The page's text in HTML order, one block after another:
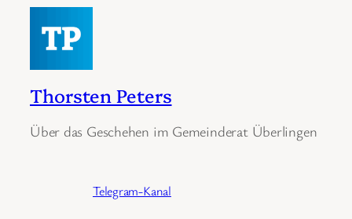
Thorsten Peters
Über das Geschehen im Gemeinderat Überlingen
Telegram-Kanal